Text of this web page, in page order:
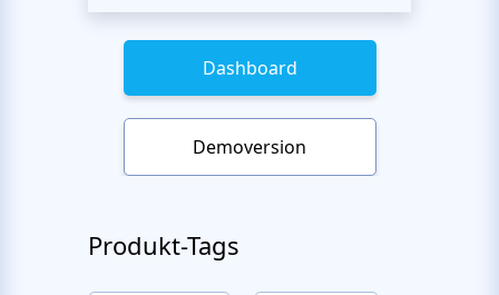
Dashboard
Demoversion
Produkt-Tags